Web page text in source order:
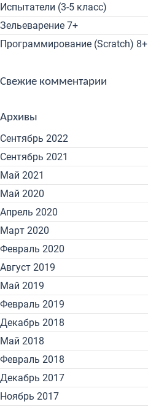
Испытатели (3-5 класс)
Зельеварение 7+
Программирование (Scratch) 8+
Свежие комментарии
Архивы
Сентябрь 2022
Сентябрь 2021
Май 2021
Май 2020
Апрель 2020
Март 2020
Февраль 2020
Август 2019
Май 2019
Февраль 2019
Декабрь 2018
Май 2018
Февраль 2018
Декабрь 2017
Ноябрь 2017